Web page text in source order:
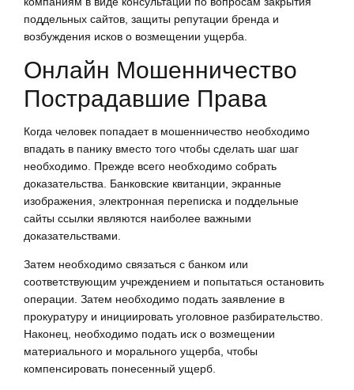
поддельных сайтов, защиты репутации бренда и
возбуждения исков о возмещении ущерба.
Онлайн Мошенничество
Пострадавшие Права
Когда человек попадает в мошенничество необходимо
впадать в панику вместо того чтобы сделать шаг шаг
необходимо. Прежде всего необходимо собрать
доказательства. Банковские квитанции, экранные
изображения, электронная переписка и поддельные
сайты ссылки являются наиболее важными
доказательствами.
Затем необходимо связаться с банком или
соответствующим учреждением и попытаться остановить
операции. Затем необходимо подать заявление в
прокуратуру и инициировать уголовное разбирательство.
Наконец, необходимо подать иск о возмещении
материального и морального ущерба, чтобы
компенсировать понесенный ущерб.